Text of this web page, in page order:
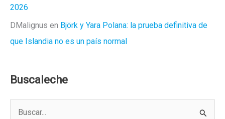
2026
DMalignus en Björk y Yara Polana: la prueba definitiva de
que Islandia no es un país normal
Buscaleche